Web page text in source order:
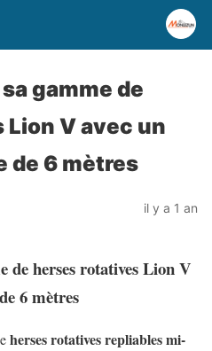
gamme de
V avec un
de 6 mètres
il y a 1 an
de herses rotatives Lion V
6 mètres
herses rotatives repliables mi-